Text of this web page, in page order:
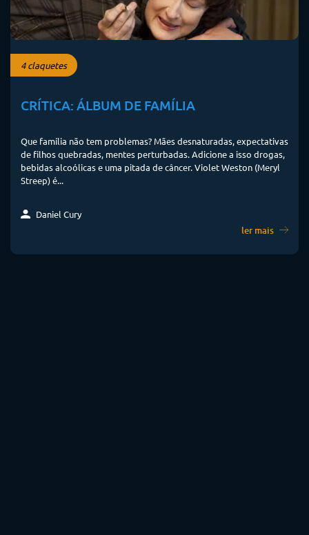
4 claquetes
CRÍTICA: ÁLBUM DE FAMÍLIA
Que família não tem problemas? Mães desnaturadas, expectativas
de filhos quebradas, mentes perturbadas. Adicione a isso drogas,
bebidas alcoólicas e uma pitada de câncer. Violet Weston (Meryl
Streep) é...
Daniel Cury
ler mais